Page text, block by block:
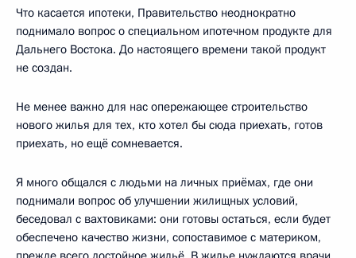
Что касается ипотеки, Правительство неоднократно
поднимало вопрос о специальном ипотечном продукте для
Дальнего Востока. До настоящего времени такой продукт
не создан.
Не менее важно для нас опережающее строительство
нового жилья для тех, кто хотел бы сюда приехать, готов
приехать, но ещё сомневается.
Я много общался с людьми на личных приёмах, где они
поднимали вопрос об улучшении жилищных условий,
беседовал с вахтовиками: они готовы остаться, если будет
обеспечено качество жизни, сопоставимое с материком,